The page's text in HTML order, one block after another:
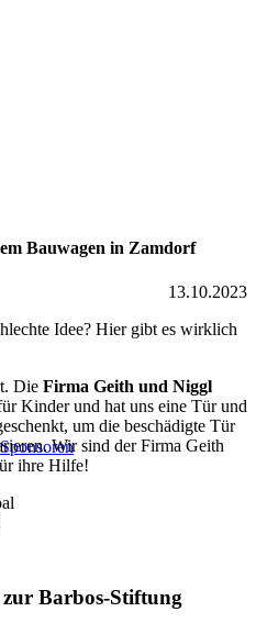
Bauwagen in Zamdorf
13.10.2023
Idee? Hier gibt es wirklich
Die Firma Geith und Niggl
Kinder und hat uns eine Tür und
um die beschädigte Tür
Wir sind der Firma Geith
ihre Hilfe!
Barbos-Stiftung